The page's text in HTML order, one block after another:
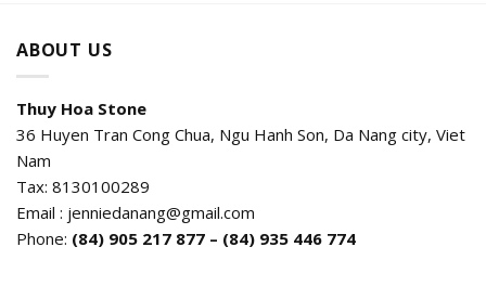
ABOUT US
Thuy Hoa Stone
36 Huyen Tran Cong Chua, Ngu Hanh Son, Da Nang city, Viet
Nam
Tax: 8130100289
Email : jenniedanang@gmail.com
Phone: (84) 905 217 877 – (84) 935 446 774